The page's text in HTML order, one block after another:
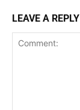
LEAVE A REPLY